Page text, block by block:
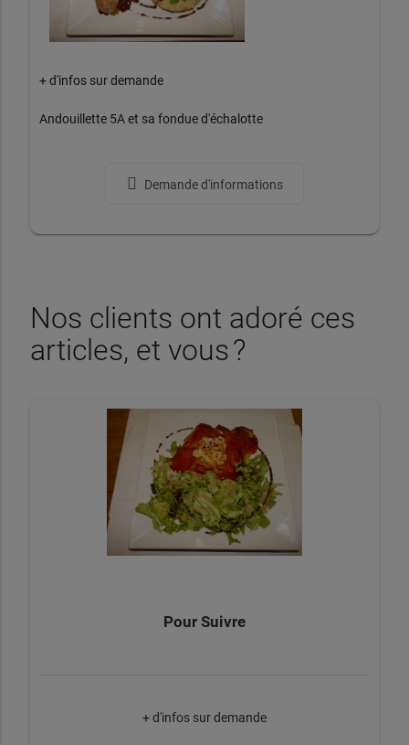
+ d'infos sur demande
Andouillette 5A et sa fondue d'échalotte
Demande d'informations
Nos clients ont adoré ces
articles, et vous ?
Pour Suivre
+ d'infos sur demande